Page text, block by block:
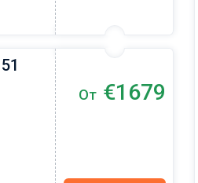
От €1679